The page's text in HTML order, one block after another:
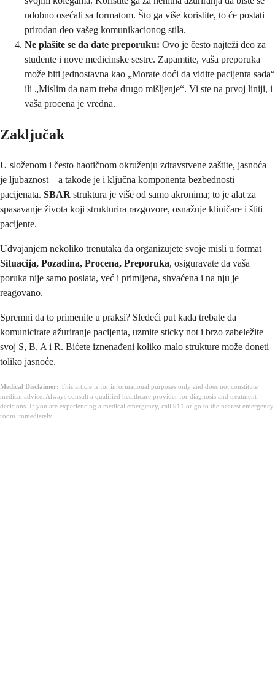
udobno osećali sa formatom. Što ga više koristite, to će postati
prirodan deo vašeg komunikacionog stila.
Ne plašite se da date preporuku: Ovo je često najteži deo za
studente i nove medicinske sestre. Zapamtite, vaša preporuka
može biti jednostavna kao „Morate doći da vidite pacijenta sada“
ili „Mislim da nam treba drugo mišljenje“. Vi ste na prvoj liniji, i
vaša procena je vredna.
Zaključak
U složenom i često haotičnom okruženju zdravstvene zaštite, jasnoća
je ljubaznost – a takođe je i ključna komponenta bezbednosti
pacijenata. SBAR struktura je više od samo akronima; to je alat za
spasavanje života koji strukturira razgovore, osnažuje kliničare i štiti
pacijente.
Udvajanjem nekoliko trenutaka da organizujete svoje misli u format
Situacija, Pozadina, Procena, Preporuka, osiguravate da vaša
poruka nije samo poslata, već i primljena, shvaćena i na nju je
reagovano.
Spremni da to primenite u praksi? Sledeći put kada trebate da
komunicirate ažuriranje pacijenta, uzmite sticky not i brzo zabeležite
svoj S, B, A i R. Bićete iznenađeni koliko malo strukture može doneti
toliko jasnoće.
Medical Disclaimer: This article is for informational purposes only and does not constitute
medical advice. Always consult a qualified healthcare provider for diagnosis and treatment
decisions. If you are experiencing a medical emergency, call 911 or go to the nearest emergency
room immediately.